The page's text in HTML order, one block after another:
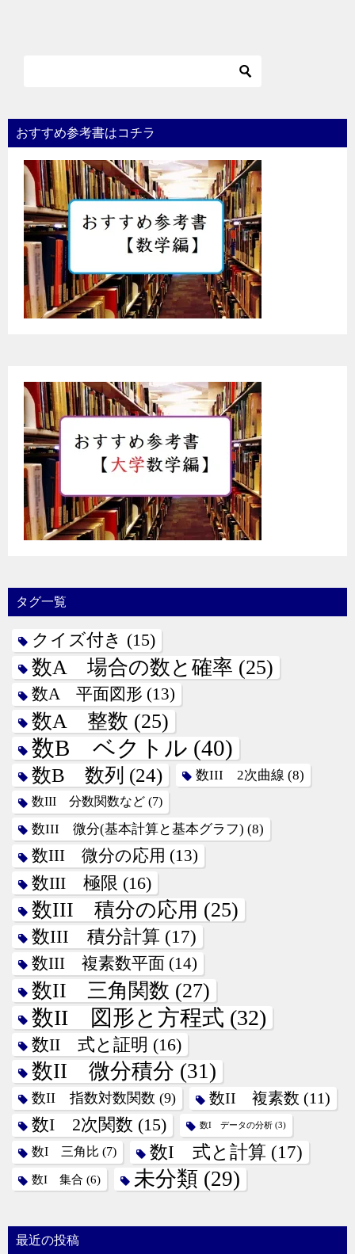
おすすめ参考書はコチラ
タグ一覧
クイズ付き (15)
数A 場合の数と確率 (25)
数A 平面図形 (13)
数A 整数 (25)
数B ベクトル (40)
数B 数列 (24) 数III 2次曲線 (8)
数III 分数関数など (7)
数III 微分(基本計算と基本グラフ) (8)
数III 微分の応用 (13)
数III 極限 (16)
数III 積分の応用 (25)
数III 積分計算 (17)
数III 複素数平面 (14)
数II 三角関数 (27)
数II 図形と方程式 (32)
数II 式と証明 (16)
数II 微分積分 (31)
数II 指数対数関数 (9) 数II 複素数 (11)
数I 2次関数 (15) 数I データの分析 (3)
数I 三角比 (7) 数I 式と計算 (17)
数I 集合 (6) 未分類 (29)
最近の投稿